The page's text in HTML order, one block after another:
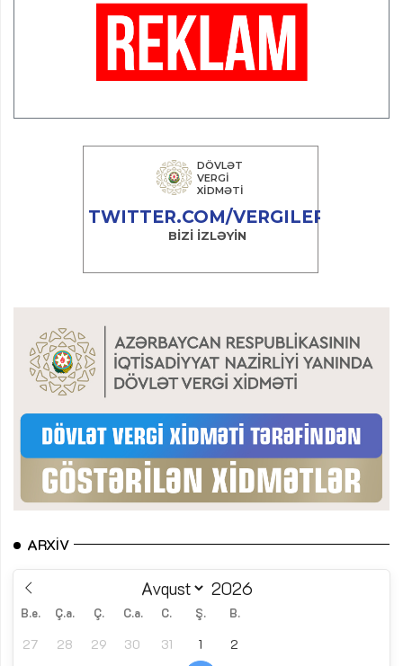
ARXIV
B.e. Ç.a. Ç. C.a. C. Ş. B.
27 28 29 30 31 1 2